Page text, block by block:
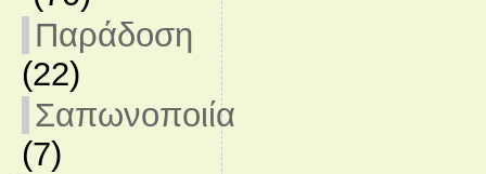
Παράδοση
(22)
Σαπωνοποιία
(7)